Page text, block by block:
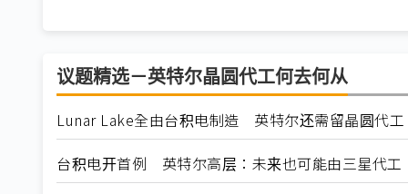
议题精选－英特尔晶圆代工何去何从
Lunar Lake全由台积电制造 英特尔还需留晶圆代工
台积电开首例 英特尔高层：未来也可能由三星代工